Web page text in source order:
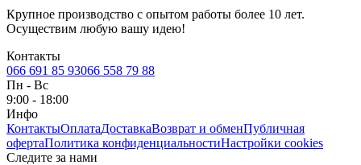
Крупное производство с опытом работы более 10 лет.
Осуществим любую вашу идею!
Контакты
066 691 85 93066 558 79 88
Пн - Вс
9:00 - 18:00
Инфо
КонтактыОплатаДоставкаВозврат и обменПубличная
офертаПолитика конфиденциальностиНастройки cookies
Следите за нами